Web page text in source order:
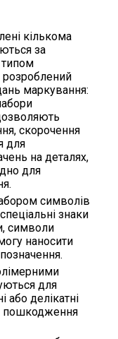
кількома
за
типом
маркування:
скорочення
для
на деталях,
для
символів
знаки
символи
наносити
для
або делікатні
пошкодження